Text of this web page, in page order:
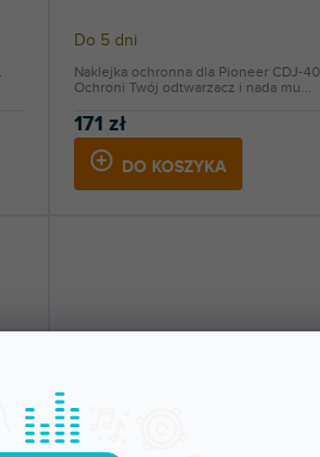
Do 5 dni
171 zł
DO KOSZYKA
Naklejka ochronna dla Pioneer CDJ-
Ochroni Twój odtwarzacz i nada mu...